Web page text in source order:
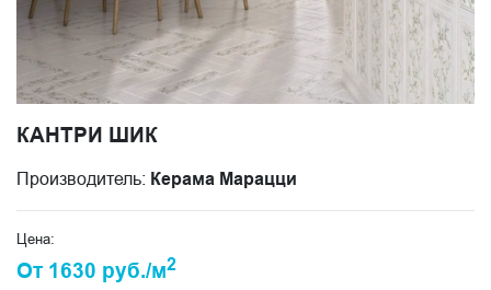
КАНТРИ ШИК
Производитель: Керама Марацци
Цена:
От 1630 руб./м2